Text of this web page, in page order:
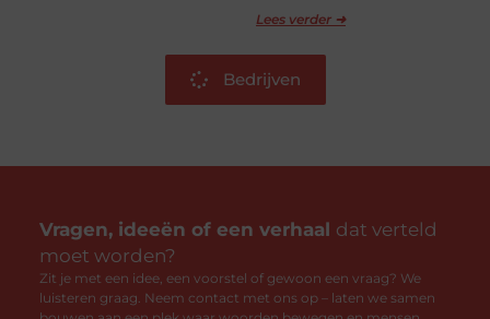
Lees verder ➜
Bedrijven
Vragen, ideeën of een verhaal dat verteld
moet worden?
Zit je met een idee, een voorstel of gewoon een vraag? We
luisteren graag. Neem contact met ons op – laten we samen